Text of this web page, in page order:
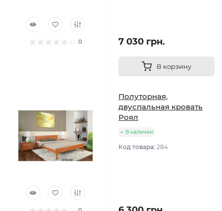
0 7 030 грн.
В корзину
Полуторная,
двуспальная кровать
Роял
В наличии
Код товара: 284